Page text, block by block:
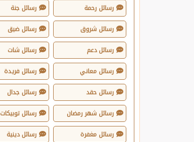
رسائل رحمة
رسائل جنة
رسائل شروق
رسائل ضيق
رسائل دعم
رسائل شات
رسائل معاني
رسائل فريدة
رسائل حقد
رسائل جدال
رسائل شهر رمضان
رسائل توبيكات
رسائل مغفرة
رسائل دينية